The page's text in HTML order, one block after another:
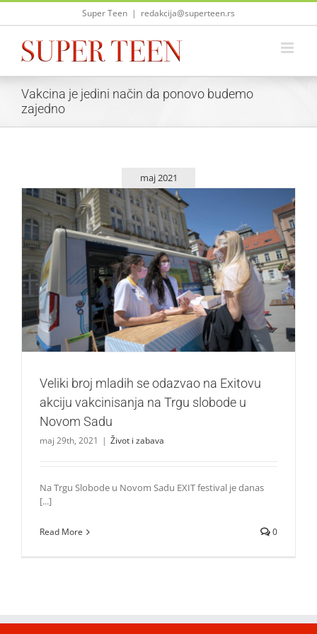
Skip
Super Teen | redakcija@superteen.rs
Vakcina je jedini način da ponovo budemo
zajedno
maj 2021
Veliki broj mladih se odazvao na Exitovu akciju
vakcinisanja na Trgu slobode u Novom Sadu
Život i zabava
Veliki broj mladih se odazvao na Exitovu
akciju vakcinisanja na Trgu slobode u
Novom Sadu
maj 29th, 2021 | Život i zabava
Na Trgu Slobode u Novom Sadu EXIT festival je danas
[...]
Read More 0